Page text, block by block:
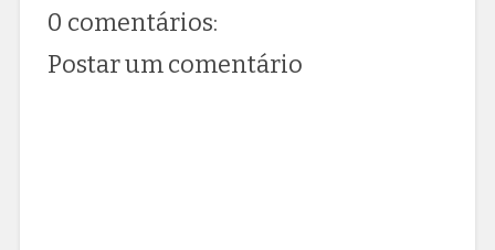
0 comentários:
Postar um comentário